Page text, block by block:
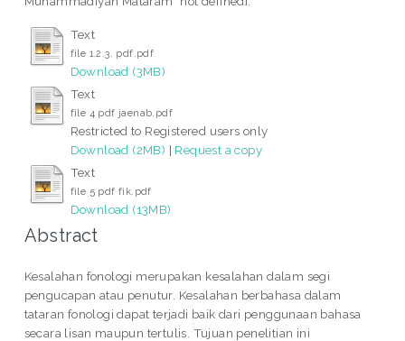
Text
file 1.2.3. pdf.pdf
Download (3MB)
Text
file 4 pdf jaenab.pdf
Restricted to Registered users only
Download (2MB) | Request a copy
Text
file 5 pdf fik.pdf
Download (13MB)
Abstract
Kesalahan fonologi merupakan kesalahan dalam segi
pengucapan atau penutur. Kesalahan berbahasa dalam
tataran fonologi dapat terjadi baik dari penggunaan bahasa
secara lisan maupun tertulis. Tujuan penelitian ini